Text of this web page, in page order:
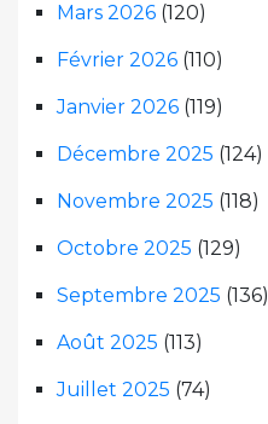
Mars 2026 (120)
Février 2026 (110)
Janvier 2026 (119)
Décembre 2025 (124)
Novembre 2025 (118)
Octobre 2025 (129)
Septembre 2025 (136)
Août 2025 (113)
Juillet 2025 (74)